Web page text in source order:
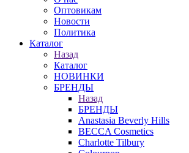
Оптовикам
Новости
Политика
Каталог
Назад
Каталог
НОВИНКИ
БРЕНДЫ
Назад
БРЕНДЫ
Anastasia Beverly Hills
BECCA Cosmetics
Charlotte Tilbury